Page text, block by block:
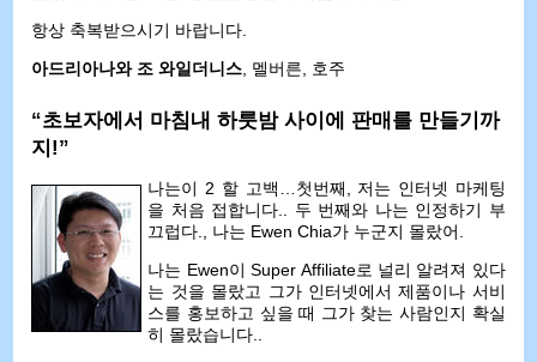
항상 축복받으시기 바랍니다.
아드리아나와 조 와일더니스 , 멜버른, 호주
“초보자에서 마침내 하룻밤 사이에 판매를 만들기까
지!”
나는이 2 할 고백…첫번째, 저는 인터넷 마케팅
을 처음 접합니다.. 두 번째와 나는 인정하기 부
끄럽다., 나는 Ewen Chia가 누군지 몰랐어.
나는 Ewen이 Super Affiliate로 널리 알려져 있다
는 것을 몰랐고 그가 인터넷에서 제품이나 서비
스를 홍보하고 싶을 때 그가 찾는 사람인지 확실
히 몰랐습니다..